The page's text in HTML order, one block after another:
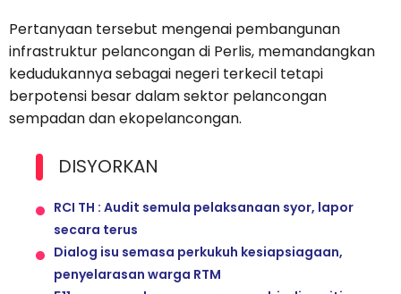
Pertanyaan tersebut mengenai pembangunan
infrastruktur pelancongan di Perlis, memandangkan
kedudukannya sebagai negeri terkecil tetapi
berpotensi besar dalam sektor pelancongan
sempadan dan ekopelancongan.
DISYORKAN
RCI TH : Audit semula pelaksanaan syor, lapor
secara terus
Dialog isu semasa perkukuh kesiapsiagaan,
penyelarasan warga RTM